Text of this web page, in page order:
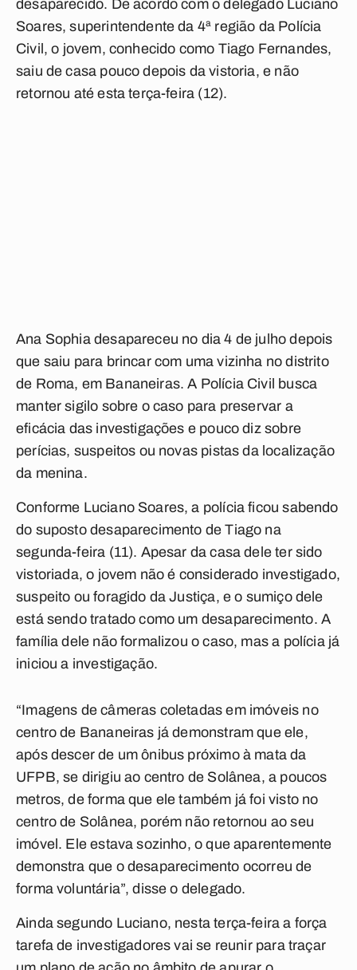
desaparecido. De acordo com o delegado Luciano
Soares, superintendente da 4ª região da Polícia
Civil, o jovem, conhecido como Tiago Fernandes,
saiu de casa pouco depois da vistoria, e não
retornou até esta terça-feira (12).
Ana Sophia desapareceu no dia 4 de julho depois
que saiu para brincar com uma vizinha no distrito
de Roma, em Bananeiras. A Polícia Civil busca
manter sigilo sobre o caso para preservar a
eficácia das investigações e pouco diz sobre
perícias, suspeitos ou novas pistas da localização
da menina.
Conforme Luciano Soares, a polícia ficou sabendo
do suposto desaparecimento de Tiago na
segunda-feira (11). Apesar da casa dele ter sido
vistoriada, o jovem não é considerado investigado,
suspeito ou foragido da Justiça, e o sumiço dele
está sendo tratado como um desaparecimento. A
família dele não formalizou o caso, mas a polícia já
iniciou a investigação.
“Imagens de câmeras coletadas em imóveis no
centro de Bananeiras já demonstram que ele,
após descer de um ônibus próximo à mata da
UFPB, se dirigiu ao centro de Solânea, a poucos
metros, de forma que ele também já foi visto no
centro de Solânea, porém não retornou ao seu
imóvel. Ele estava sozinho, o que aparentemente
demonstra que o desaparecimento ocorreu de
forma voluntária”, disse o delegado.
Ainda segundo Luciano, nesta terça-feira a força
tarefa de investigadores vai se reunir para traçar